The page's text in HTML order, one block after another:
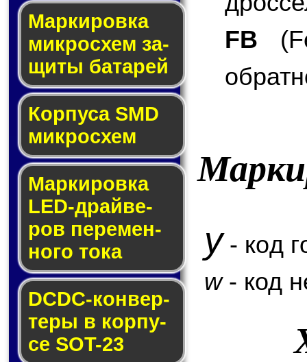
Мар­ки­ров­ка
мик­ро­схем за­
щи­ты ба­та­рей
Корпуса SMD
мик­ро­схем
Маркировка
LED-драй­ве­
ров пе­ре­мен­
но­го то­ка
DCDC-кон­вер­
те­ры в кор­пу­
се SOT-23
FB
y- код
w- код